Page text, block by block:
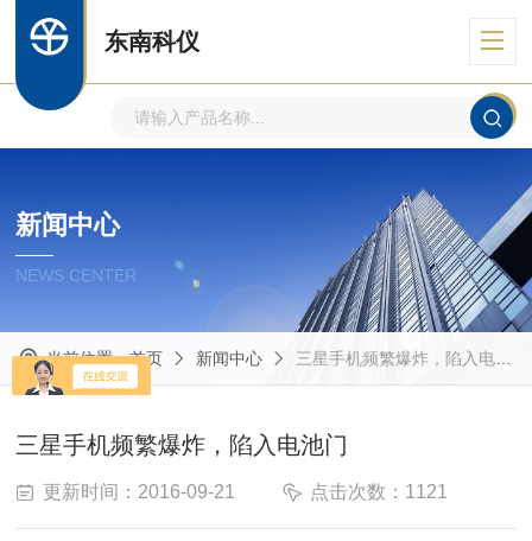
东南科仪
新闻中心
NEWS CENTER
当前位置：首页 新闻中心 三星手机频繁爆炸，陷入电池门
三星手机频繁爆炸，陷入电池门
更新时间：2016-09-21 点击次数：1121